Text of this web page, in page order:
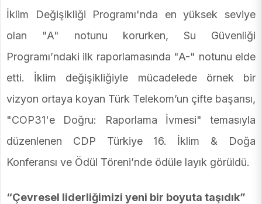
İklim Değişikliği Programı'nda en yüksek seviye
olan "A" notunu korurken, Su Güvenliği
Programı’ndaki ilk raporlamasında "A-" notunu elde
etti. İklim değişikliğiyle mücadelede örnek bir
vizyon ortaya koyan Türk Telekom’un çifte başarısı,
"COP31'e Doğru: Raporlama İvmesi" temasıyla
düzenlenen CDP Türkiye 16. İklim & Doğa
Konferansı ve Ödül Töreni’nde ödüle layık görüldü.
“Çevresel liderliğimizi yeni bir boyuta taşıdık”